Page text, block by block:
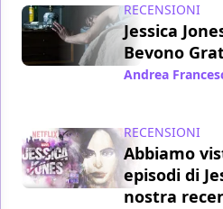
RECENSIONI
Jessica
Bevono
Andrea
RECENSIONI
Abbiamo
episodi di
nostra